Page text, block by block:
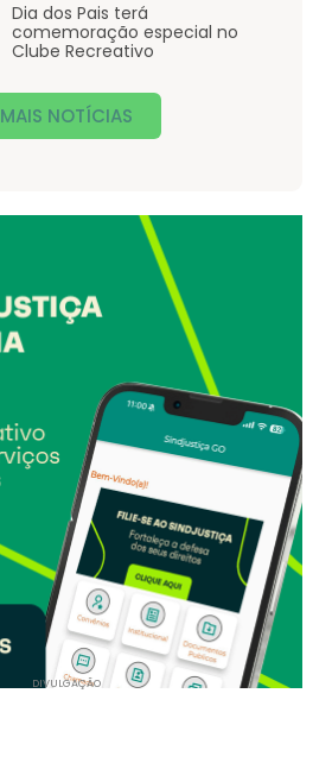
Dia dos Pais terá
comemoração especial no
Clube Recreativo
MAIS NOTÍCIAS
DIVULGAÇÃO